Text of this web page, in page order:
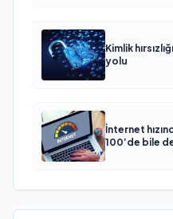
Kimlik
yolu
İnternet
100’de bile